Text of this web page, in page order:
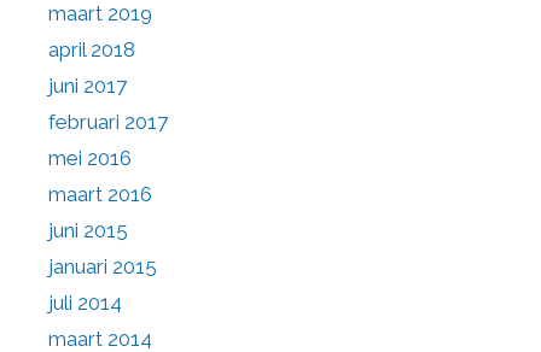
maart 2019
april 2018
juni 2017
februari 2017
mei 2016
maart 2016
juni 2015
januari 2015
juli 2014
maart 2014